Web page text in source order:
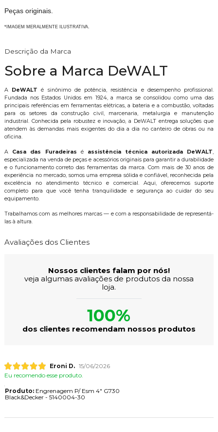
Peças originais.
*IMAGEM MERALMENTE ILUSTRATIVA.
Descrição da Marca
Sobre a Marca DeWALT
A DeWALT é sinônimo de potência, resistência e desempenho profissional.
Fundada nos Estados Unidos em 1924, a marca se consolidou como uma das
principais referências em ferramentas elétricas, a bateria e a combustão, voltadas
para os setores da construção civil, marcenaria, metalurgia e manutenção
industrial. Conhecida pela robustez e inovação, a DeWALT entrega soluções que
atendem às demandas mais exigentes do dia a dia no canteiro de obras ou na
oficina.
A Casa das Furadeiras é assistência técnica autorizada DeWALT
especializada na venda de peças e acessórios originais para garantir a durabilidade
e o funcionamento correto das ferramentas da marca. Com mais de 30 anos de
experiência no mercado, somos uma empresa sólida e confiável, reconhecida pela
excelência no atendimento técnico e comercial. Aqui, oferecemos suporte
completo para que você tenha tranquilidade e segurança ao cuidar do seu
equipamento.
Trabalhamos com as melhores marcas — e com a responsabilidade de representá-
las à altura.
Avaliações dos Clientes
Nossos clientes falam por nós!
veja algumas avaliações de produtos da nossa
loja.
100%
dos clientes recomendam nossos produtos
Eroni D. 15/06/2026
Eu recomendo esse produto.
Produto:Engrenagem P/ Esm 4" G730
Black&Decker - 5140004-30